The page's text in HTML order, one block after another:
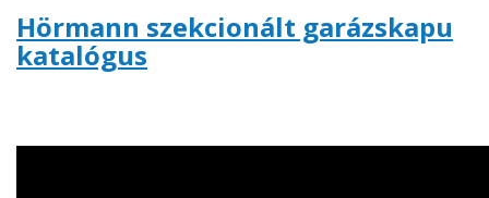
Hörmann szekcionált garázskapu
katalógus